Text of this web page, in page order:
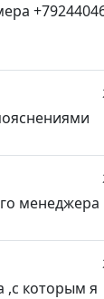
менеджера
,с которым я